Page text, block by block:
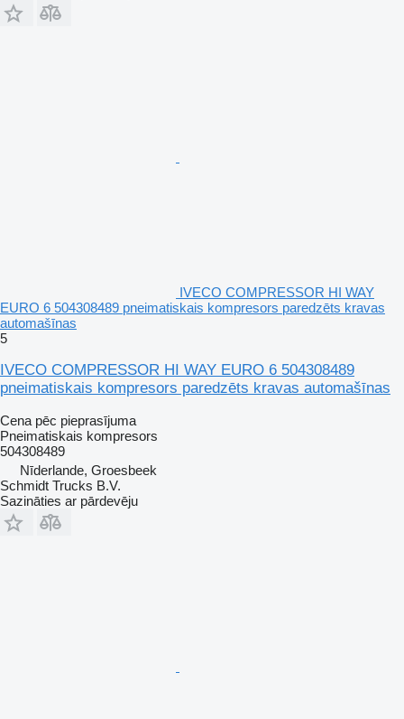
IVECO COMPRESSOR HI WAY
EURO 6 504308489 pneimatiskais kompresors paredzēts kravas
automašīnas
5
IVECO COMPRESSOR HI WAY EURO 6 504308489
pneimatiskais kompresors paredzēts kravas automašīnas
Cena pēc pieprasījuma
Pneimatiskais kompresors
504308489
Nīderlande, Groesbeek
Schmidt Trucks B.V.
Sazināties ar pārdevēju